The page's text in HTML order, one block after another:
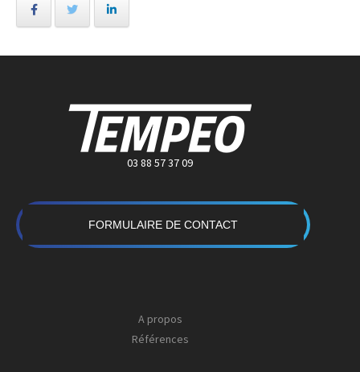
03 88 57 37 09
FORMULAIRE DE CONTACT
A propos
Références